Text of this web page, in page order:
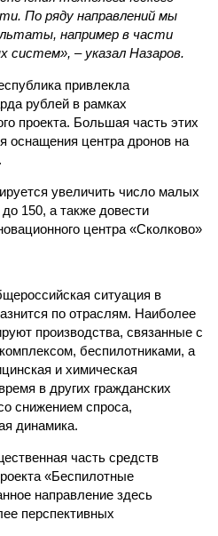
По ряду направлений мы
например в части
систем», – указал Назаров.
привлекла
рублей в рамках
проекта. Большая часть этих
оснащения центра дронов на
увеличить число малых
150, а также довести
центра «Сколково»
ситуация в
по отраслям. Наиболее
производства, связанные с
беспилотниками, а
и химическая
в других гражданских
снижением спроса,
динамика.
часть средств
«Беспилотные
направление здесь
перспективных